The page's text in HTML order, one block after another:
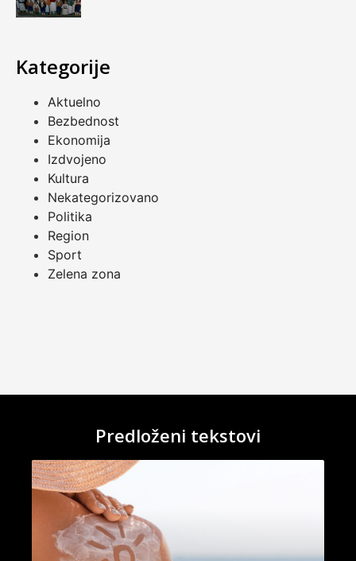
Kategorije
Aktuelno
Bezbednost
Ekonomija
Izdvojeno
Kultura
Nekategorizovano
Politika
Region
Sport
Zelena zona
Predloženi tekstovi